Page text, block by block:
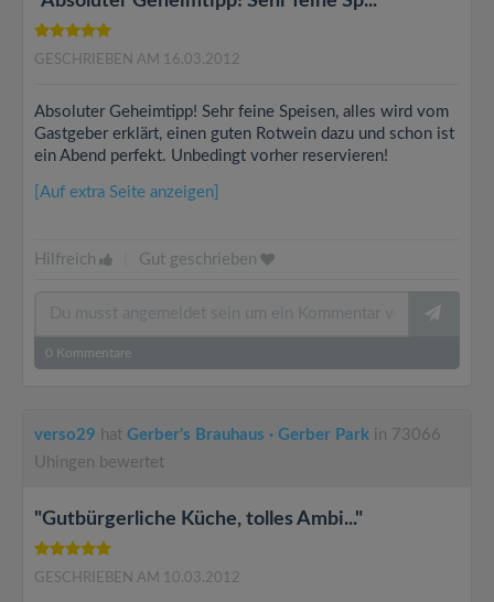
GESCHRIEBEN AM 16.03.2012
Absoluter Geheimtipp! Sehr feine Speisen, alles wird vom
Gastgeber erklärt, einen guten Rotwein dazu und schon ist
ein Abend perfekt. Unbedingt vorher reservieren!
[Auf extra Seite anzeigen]
Hilfreich Gut geschrieben
0 Kommentare
verso29 hat Gerber's Brauhaus · Gerber Park in 73066
Uhingen bewertet
"Gutbürgerliche Küche, tolles Ambi..."
GESCHRIEBEN AM 10.03.2012